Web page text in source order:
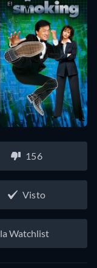
156
Visto
Watchlist